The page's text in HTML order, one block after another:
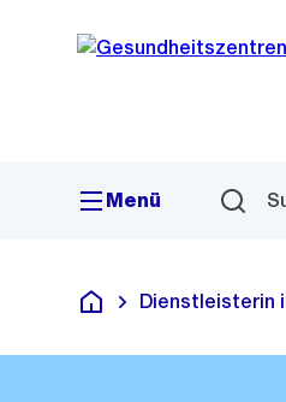
Navigation
Sprunglink
Menü
Gesundheitszentren
Dienstleisterin